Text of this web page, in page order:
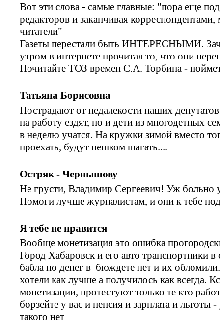
Вот эти слова - самые главные: "пора еще
редакторов и заканчивая
читатели"
Газеты перестали быть ИНТЕРЕСНЫМИ.
утром в интернете прочитал то, что они
Почитайте ТОЗ времен С.А. Торбина -
Татьяна Борисовна
Пострадают от недалекости наших
на работу ездят, но и дети из многодетных
в неделю учатся. На кружки зимой вместо
проехать, будут пешком шагать....
Остряк - Чернышову
Не грусти, Владимир Сергеевич! Уж больно
Помоги лучше журналистам, и они к тебе
Я тебе не нравится
Вообще монетизация это ошибка
Город Хабаровск и его авто транспортники
бабла но денег в бюждете нет и их
хотели как лучше а получилось как всегда.
монетизации, протестуют только те кто
борзейте у вас и пенсия и зарплата и
такого нет